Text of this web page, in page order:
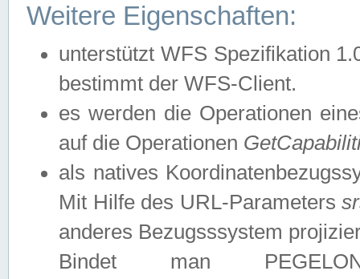
Weitere Eigenschaften:
unterstützt WFS Spezifikation
bestimmt der WFS-Client.
es werden die Operationen
auf die Operationen
als natives
Mit Hilfe des URL-Parameters
anderes Bezugsssystem
Bindet man